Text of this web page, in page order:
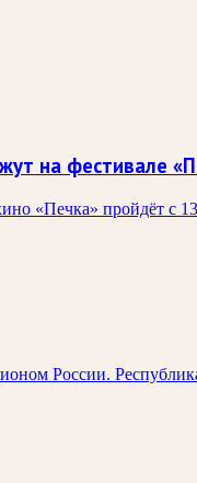
на фестивале
«Печка» пройдёт с
России.